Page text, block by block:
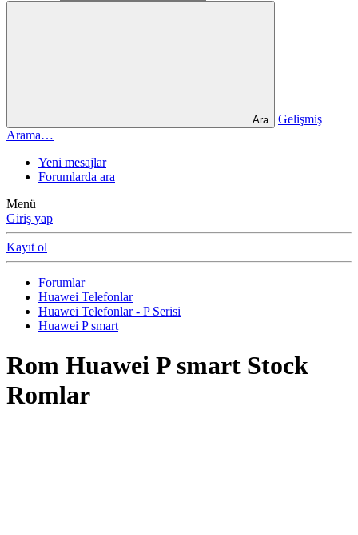
Ara
Gelişmiş
Arama…
Yeni mesajlar
Forumlarda ara
Menü
Giriş yap
Kayıt ol
Forumlar
Huawei Telefonlar
Huawei Telefonlar - P Serisi
Huawei P smart
Rom Huawei P smart Stock
Romlar